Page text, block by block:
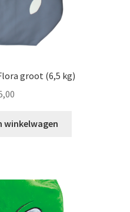
groot (6,5 kg)
winkelwagen